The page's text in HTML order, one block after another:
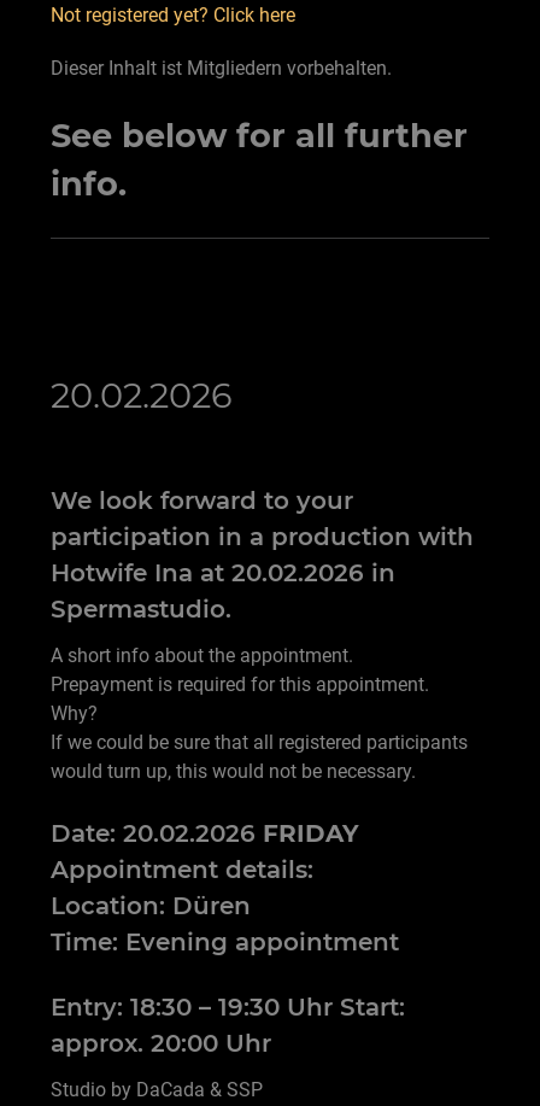
Not registered yet? Click here
Dieser Inhalt ist Mitgliedern vorbehalten.
See below for all further
info.
20.02.2026
We look forward to your
participation in a production with
Hotwife Ina at 20.02.2026 in
Spermastudio.
A short info about the appointment.
Prepayment is required for this appointment.
Why?
If we could be sure that all registered participants
would turn up, this would not be necessary.
Date: 20.02.2026 FRIDAY
Appointment details:
Location: Düren
Time: Evening appointment
Entry: 18:30 – 19:30 Uhr Start:
approx. 20:00 Uhr
Studio by DaCada & SSP